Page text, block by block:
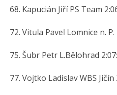
68. Kapucián Jiří PS Team
72. Vitula Pavel Lomnice n. P.
75. Šubr Petr L.Bělohrad
77. Vojtko Ladislav WBS Jičín